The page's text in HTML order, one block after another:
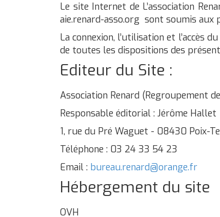
Le site Internet de L’association
aie.renard-asso.org sont soumis aux
La connexion, l’utilisation et l’accès
de toutes les dispositions des
Editeur du Site :
Association Renard (Regroupement
Responsable éditorial : Jérôme Hallet
1, rue du Pré Waguet - 08430 Poix-
Téléphone : 03 24 33 54 23
Email : bureau.renard@orange.fr
Hébergement du site
OVH